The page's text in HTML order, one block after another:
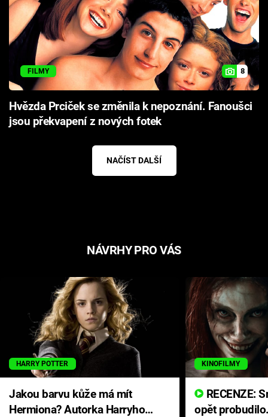
FILMY 8
Hvězda Prciček se změnila k nepoznání. Fanoušci
jsou překvapení z nových fotek
NAČÍST DALŠÍ
NÁVRHY PRO VÁS
HARRY POTTER
Jakou barvu kůže má mít
Hermiona? Autorka Harryho
KINOFILMY
opět